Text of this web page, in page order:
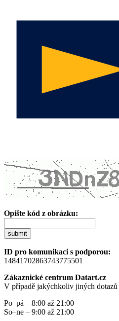
Opište kód z obrázku:
submit
ID pro komunikaci s podporou:
14841702863743775501
Zákaznické centrum Datart.cz
V případě jakýchkoliv jiných dotazů
Po–pá – 8:00 až 21:00
So–ne – 9:00 až 21:00